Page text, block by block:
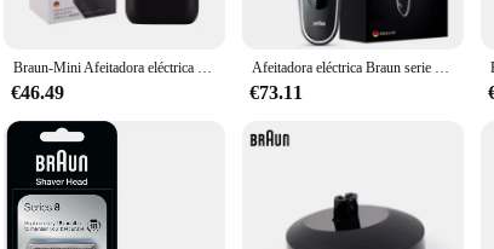
Braun-Mini Afeitadora eléctrica para hombres, máquina de afeitar en seco y húmedo, serie X M1012
€46.49
Afeitadora eléctrica Braun serie 5 W1000S, maquinilla de afeitar eléctrica recargable, 3 cuchillas flexibles, máquina de afeitar Easyclean resistente al agua para hombres
€73.11